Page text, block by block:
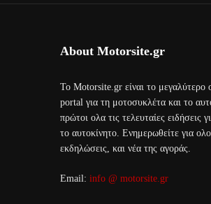
About Motorsite.gr
Το Motorsite.gr είναι το μεγαλύτερο
portal για τη μοτοσυκλέτα και το
πρώτοι ολα τις τελευταίες ειδήσεις
το αυτοκίνητο. Ενημερωθείτε για
εκδηλώσεις, και νέα της αγοράς.
Email:info @ motorsite.gr